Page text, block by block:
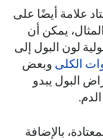
علامة أيضًا على
يمكن أن
لون البول إلى
الكلى وبعض
البول يبدو
بالإضافة